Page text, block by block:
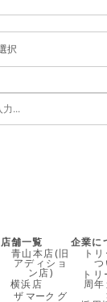
店舗一覧
青山本店(旧
アディショ
ン店)
横浜店
ザ マーク グ
企業に
ト
ト
周